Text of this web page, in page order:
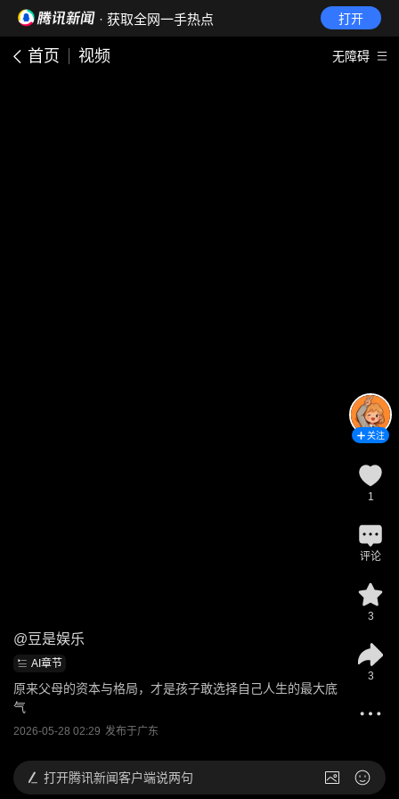
· 获取全网一手热点 打开
首页 视频 无障碍
@豆是娱乐
AI章节
原来父母的资本与格局，才是孩子敢选择自己人生的最大底
气
2026-05-28 02:29 发布于广东
关注
1
评论
3
3
打开腾讯新闻客户端说两句